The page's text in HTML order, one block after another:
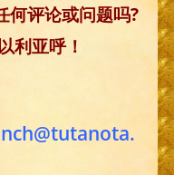
何评论或问题吗?
利亚呼！